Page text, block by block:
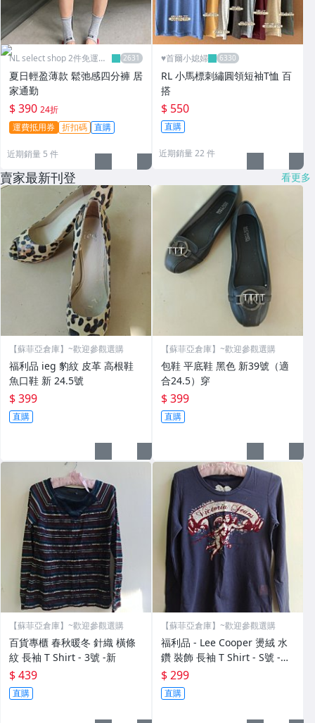
NL select shop 2件免運可
夏日輕盈薄款 鬆弛感四分褲 居
家通勤
$ 390 24折
運費抵用券 折扣碼 直購
近期銷量 5 件
♥️首爾小媳婦
RL 小馬標刺繡圓領短袖T恤 百
搭
$ 550
直購
近期銷量 22 件
賣家最新刊登 看更多
【蘇菲亞倉庫】~歡迎參觀選購
福利品 ieg 豹紋 皮革 高根鞋
魚口鞋 新 24.5號
$ 399
直購
【蘇菲亞倉庫】~歡迎參觀選購
包鞋 平底鞋 黑色 新39號（適
合24.5）穿
$ 399
直購
【蘇菲亞倉庫】~歡迎參觀選購
百貨專櫃 春秋暖冬 針織 橫條
紋 長袖 T Shirt - 3號 -新
$ 439
直購
【蘇菲亞倉庫】~歡迎參觀選購
福利品 - Lee Cooper 燙絨 水
鑽 裝飾 長袖 T Shirt - S號 -深
鐵 -全新
$ 299
直購